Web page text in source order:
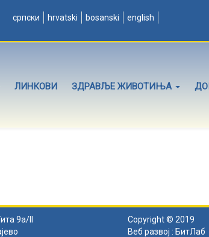
српски hrvatski bosanski english
ЛИНКОВИ ЗДРАВЉЕ ЖИВОТИЊА
9а/II
Copyright © 2019
Веб развој : БитЛаб